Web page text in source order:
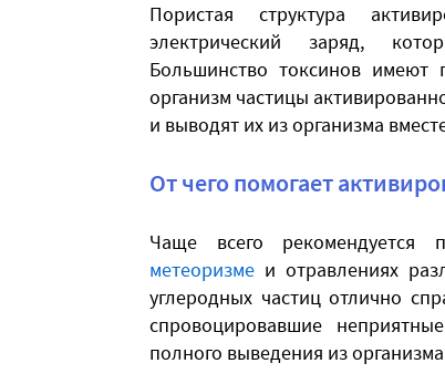
Пористая структура
электрический заряд,
Большинство токсинов
организм частицы
и выводят их из организма
От чего помогает
Чаще всего рекомендуется
метеоризме и отравлениях
углеродных частиц отлично
спровоцировавшие
полного выведения из